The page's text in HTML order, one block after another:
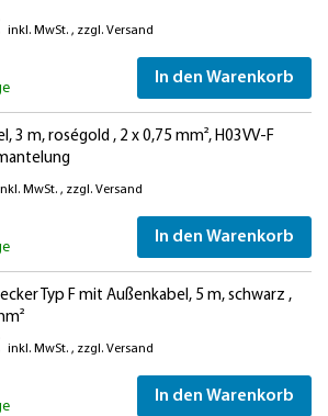
inkl. MwSt. , zzgl. Versand
In den Warenkorb
3 m, roségold , 2 x 0,75 mm², H03VV-F
MwSt. , zzgl. Versand
In den Warenkorb
Typ F mit Außenkabel, 5 m, schwarz ,
inkl. MwSt. , zzgl. Versand
In den Warenkorb